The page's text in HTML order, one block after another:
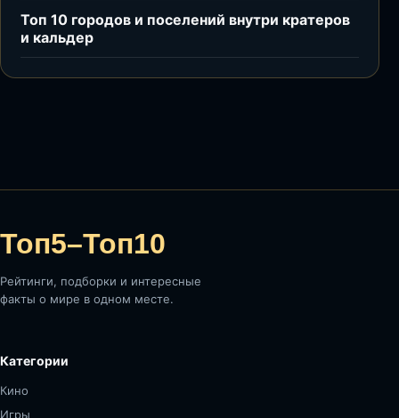
Топ 10 городов и поселений внутри кратеров
и кальдер
Топ5–Топ10
Рейтинги, подборки и интересные
факты о мире в одном месте.
Категории
Кино
Игры